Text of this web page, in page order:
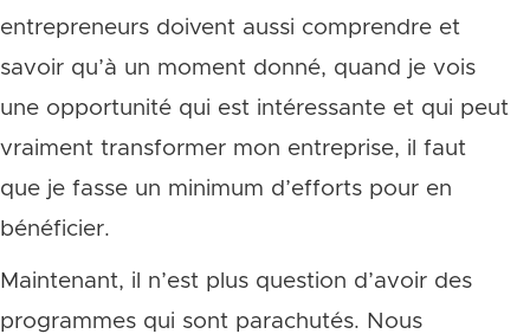
entrepreneurs doivent aussi comprendre et
savoir qu’à un moment donné, quand je vois
une opportunité qui est intéressante et qui peut
vraiment transformer mon entreprise, il faut
que je fasse un minimum d’efforts pour en
bénéficier.
Maintenant, il n’est plus question d’avoir des
programmes qui sont parachutés. Nous